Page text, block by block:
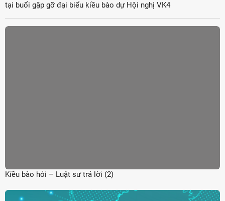
tại buổi gặp gỡ đại biểu kiều bào dự Hội nghị VK4
Kiều bào hỏi – Luật sư trả lời (2)